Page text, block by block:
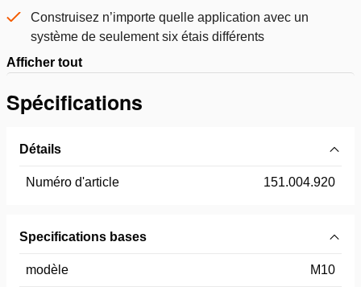
Construisez n’importe quelle application avec un
système de seulement six étais différents
Afficher tout
Spécifications
Détails
Numéro d'article 151.004.920
Specifications bases
modèle M10